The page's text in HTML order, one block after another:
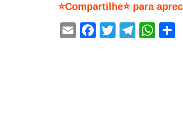
⭐Compartilhe⭐ para
EmailFacebook
Twitter